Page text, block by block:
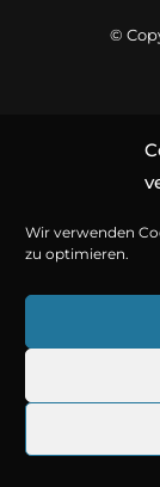
Wir verwenden
zu optimieren.
©